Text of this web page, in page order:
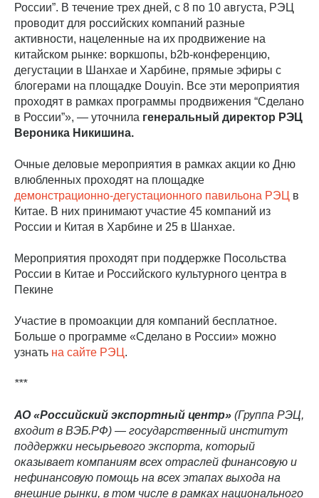
России”. В течение трех дней, с 8 по 10 августа, РЭЦ
проводит для российских компаний разные
активности, нацеленные на их продвижение на
китайском рынке: воркшопы, b2b-конференцию,
дегустации в Шанхае и Харбине, прямые эфиры с
блогерами на площадке Douyin. Все эти мероприятия
проходят в рамках программы продвижения “Сделано
в России”», — уточнила генеральный директор РЭЦ
Вероника Никишина.
Очные деловые мероприятия в рамках акции ко Дню
влюбленных проходят на площадке
демонстрационно-дегустационного павильона РЭЦ в
Китае. В них принимают участие 45 компаний из
России и Китая в Харбине и 25 в Шанхае.
Мероприятия проходят при поддержке Посольства
России в Китае и Российского культурного центра в
Пекине
Участие в промоакции для компаний бесплатное.
Больше о программе «Сделано в России» можно
узнать на сайте РЭЦ .
***
АО «Российский экспортный центр» (Группа РЭЦ,
входит в ВЭБ.РФ) — государственный институт
поддержки несырьевого экспорта, который
оказывает компаниям всех отраслей финансовую и
нефинансовую помощь на всех этапах выхода на
внешние рынки, в том числе в рамках национального